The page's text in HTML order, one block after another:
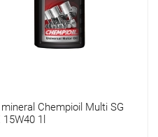
mineral Chempioil Multi SG
15W40 1l